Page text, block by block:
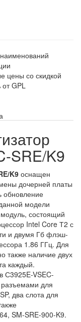
цены со скидкой
GPL
SRE/K9
K9 оснащен
дочерней платы
обновление
модели
состоящий
Intel Core Т2 с
и двумя Гб флэш-
1.86 ГГц. Для
также наличие двух
каждый.
С3925E-VSEC-
для
два слота для
SM-SRE-900-K9.